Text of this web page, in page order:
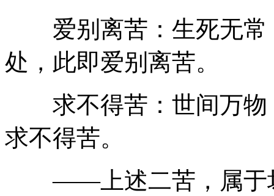
爱别离苦：生死无常
处，此即爱别离苦。
求不得苦：世间万物
求不得苦。
——上述二苦，属于坏